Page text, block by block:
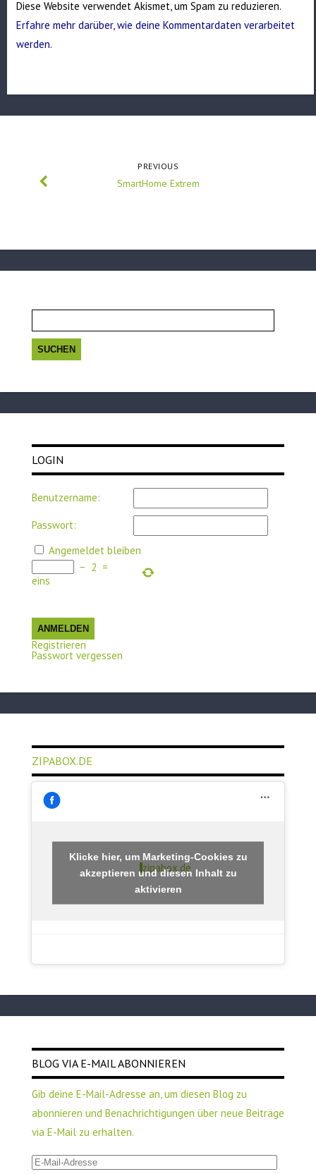
Diese Website verwendet Akismet, um Spam zu reduzieren.
Erfahre mehr darüber, wie deine Kommentardaten verarbeitet
werden.
PREVIOUS
SmartHome Extrem
LOGIN
Benutzername:
Passwort:
Angemeldet bleiben
− 2 =
eins
ANMELDEN
Registrieren
Passwort vergessen
ZIPABOX.DE
zipabox.de
Klicke hier, um Marketing-Cookies zu
akzeptieren und diesen Inhalt zu
aktivieren
BLOG VIA E-MAIL ABONNIEREN
Gib deine E-Mail-Adresse an, um diesen Blog zu
abonnieren und Benachrichtigungen über neue Beiträge
via E-Mail zu erhalten.
E-